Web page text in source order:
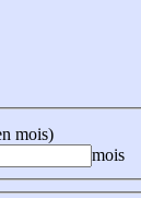
mois)
mois